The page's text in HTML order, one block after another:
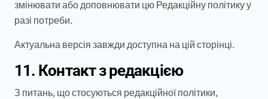
змінювати або доповнювати цю Редакційну політику у
разі потреби.
Актуальна версія завжди доступна на цій сторінці.
11. Контакт з редакцією
З питань, що стосуються редакційної політики,